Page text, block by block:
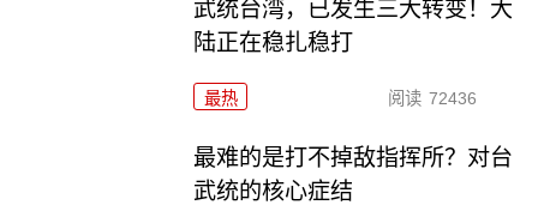
武统台湾，已发生三大转变！大
陆正在稳扎稳打
最热 阅读 72436
最难的是打不掉敌指挥所？对台
武统的核心症结